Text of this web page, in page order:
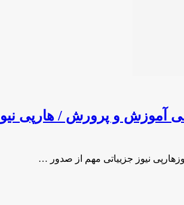
آموزش و پرورش / هارپی
نیوز جزییاتی مهم از صدور …